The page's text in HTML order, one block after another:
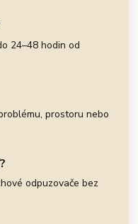
24–48 hodin od
prostoru nebo
odpuzovače bez